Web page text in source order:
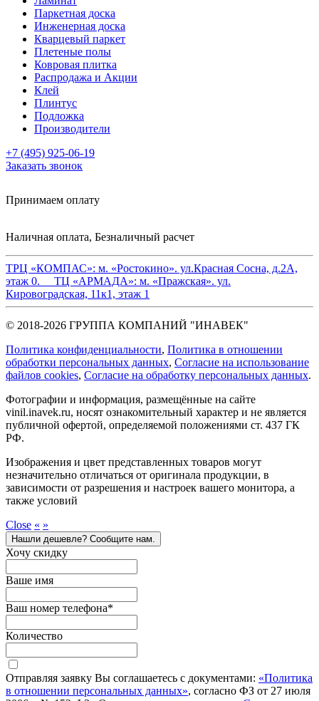
Паркетная доска
Инженерная доска
Кварцевый паркет
Плетеные полы
Ковровая плитка
Распродажа и Акции
Клей
Плинтус
Подложка
Производители
+7 (495) 925-06-19
Заказать звонок
Принимаем оплату
Наличная оплата, Безналичный расчет
ТРЦ «КОМПАС»: м. «Ростокино». ул.Красная Сосна, д.2А,
этаж 0. ТЦ «АРМАДА»: м. «Пражская». ул.
Кировоградская, 11к1, этаж 1
© 2018-2026 ГРУППА КОМПАНИЙ "ИНАВЕК"
Политика конфиденциальности, Политика в отношении
обработки персональных данных, Cогласие на использование
файлов cookies, Согласие на обработку персональных данных.
Фотографии и информация, размещённые на сайте
vinil.inavek.ru, носят ознакомительный характер и не является
публичной офертой, определяемой положениями ст. 437 ГК
РФ.
Изображения и цвет представленных товаров могут
незначительно отличаться от оригинала продукции, в
зависимости от разрешения и настроек вашего монитора, а
также условий
Close « »
Нашли дешевле? Сообщите нам.
Хочу скидку
Ваше имя
Ваш номер телефона*
Количество
Отправляя заявку Вы соглашаетесь с документами: «Политика
в отношении персональных данных», согласно ФЗ от 27 июля